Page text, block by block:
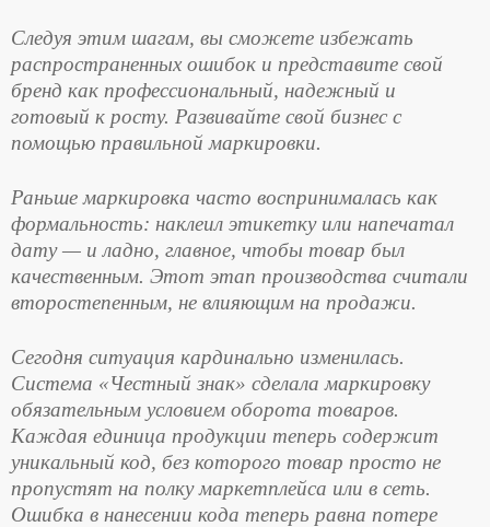
Следуя этим шагам, вы сможете избежать
распространенных ошибок и представите свой
бренд как профессиональный, надежный и
готовый к росту. Развивайте свой бизнес с
помощью правильной маркировки.
Раньше маркировка часто воспринималась как
формальность: наклеил этикетку или напечатал
дату — и ладно, главное, чтобы товар был
качественным. Этот этап производства считали
второстепенным, не влияющим на продажи.
Сегодня ситуация кардинально изменилась.
Система «Честный знак» сделала маркировку
обязательным условием оборота товаров.
Каждая единица продукции теперь содержит
уникальный код, без которого товар просто не
пропустят на полку маркетплейса или в сеть.
Ошибка в нанесении кода теперь равна потере